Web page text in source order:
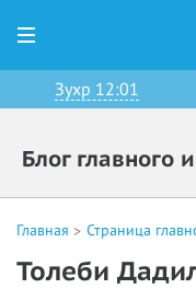
Зухр 12:01
Блог главного
Главная Страница
Толеби